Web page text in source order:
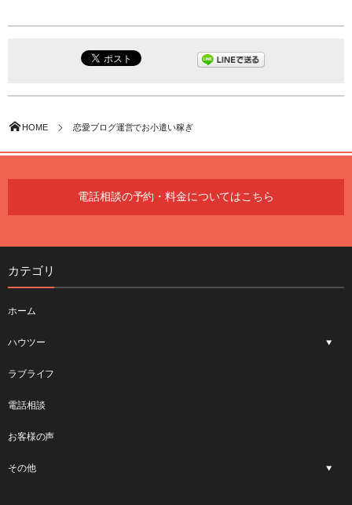
HOME 恋愛ブログ運営でお小遣い稼ぎ
電話相談の予約・料金についてはこちら
カテゴリ
ホーム
ハウツー
ラブライフ
電話相談
お客様の声
その他